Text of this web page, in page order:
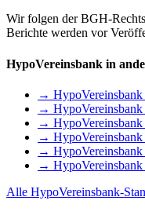
Wir folgen der BGH-
Berichte werden vor
HypoVereinsbank in
→ HypoVereinsbank
→
→ HypoVereinsbank
→ HypoVereinsbank
→ HypoVereinsbank
→
Alle HypoVereinsbank-